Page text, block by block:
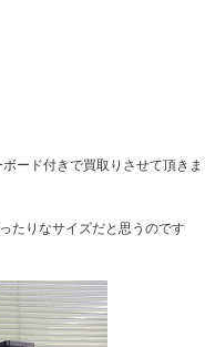
ード付きで買取りさせて頂きま
たりなサイズだと思うのです